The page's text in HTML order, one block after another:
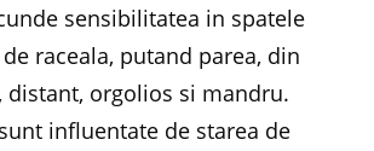
sensibilitatea in spatele
raceala, putand parea, din
distant, orgolios si mandru.
influentate de starea de